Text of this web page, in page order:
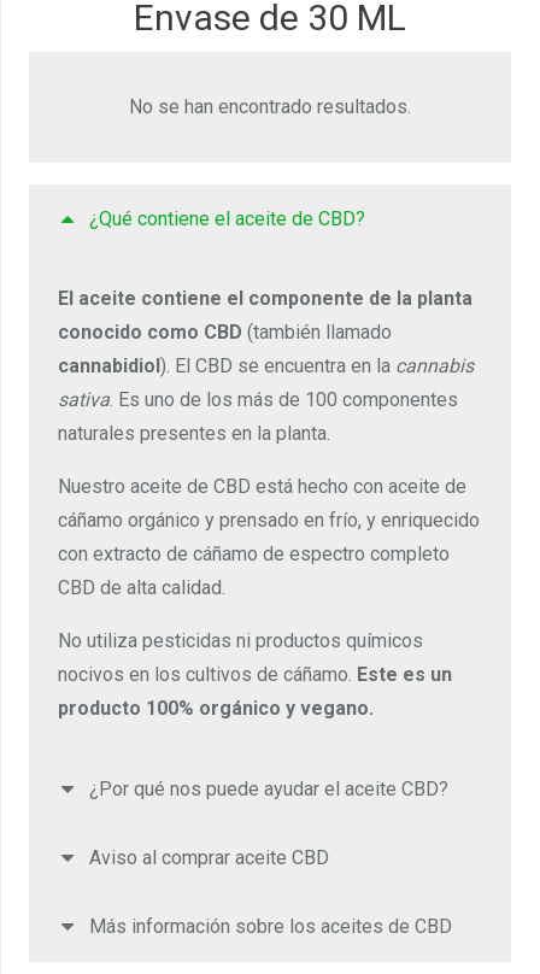
Envase de 30 ML
No se han encontrado resultados.
¿Qué contiene el aceite de CBD?
El aceite contiene el componente de la planta
conocido como CBD (también llamado
cannabidiol ). El CBD se encuentra en la cannabis
sativa. Es uno de los más de 100 componentes
naturales presentes en la planta.
Nuestro aceite de CBD está hecho con aceite de
cáñamo orgánico y prensado en frío, y enriquecido
con extracto de cáñamo de espectro completo
CBD de alta calidad.
No utiliza pesticidas ni productos químicos
nocivos en los cultivos de cáñamo. Este es un
producto 100% orgánico y vegano.
¿Por qué nos puede ayudar el aceite CBD?
Aviso al comprar aceite CBD
Más información sobre los aceites de CBD